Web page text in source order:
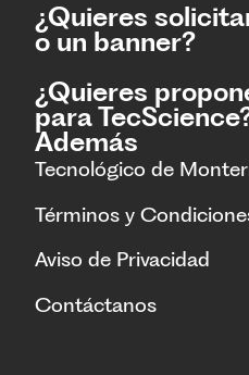
¿Quieres
o un banner?
¿Quieres
para
Además
Tecnológico de
Términos y
Aviso de Privacidad
Contáctanos